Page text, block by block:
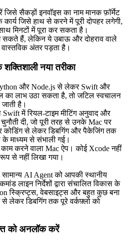
सैकड़ों इनवॉइस का नाम मानक फ़ॉर्मेट
जिसे हाथ से करने में पूरी दोपहर लगेगी,
मिनटों में पूरा कर सकता है।
हैं, लेकिन ये उबाऊ और दोहराव वाले
अंतर पड़ता है।
नया तरीका
और Node.js से लेकर Swift और
का लाभ उठा सकता है, तो जटिल स्वचालन
है।
Swift में रियल-टाइम मीटिंग अनुवाद और
दी, जो पूरी तरह से उनके Mac पर
कोडिंग से लेकर डिबगिंग और पैकेजिंग तक
के माध्यम से संभाली गई।
करने वाला Mac ऐप। कोई Xcode नहीं
से नहीं लिखा गया।
AI Agent को आपकी स्थानीय
लाइन निर्देशों द्वारा संचालित विकास के
स्क्रिप्ट्स, वेबसाइट्स और बहुत कुछ बना
लेकर डिबगिंग तक पूरे वर्कफ़्लो को
को अनलॉक करें